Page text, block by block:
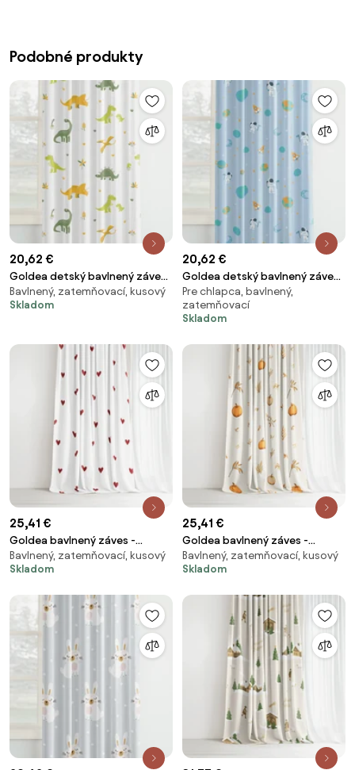
Podobné produkty
20,62 €
Goldea detský bavlnený záves
- dinosaurie dobrodružstvo
140x150 cm
Bavlnený, zatemňovací, kusový
Skladom
20,62 €
Goldea detský bavlnený záves
- kozmonauti vo vesmíre
140x150 cm
Pre chlapca, bavlnený,
zatemňovací
Skladom
25,41 €
Goldea bavlnený záves -
červené srdiečka na bielom
140x150 cm
Bavlnený, zatemňovací, kusový
Skladom
25,41 €
Goldea bavlnený záves -
jesenné tekvice a lístky 140x150
cm
Bavlnený, zatemňovací, kusový
Skladom